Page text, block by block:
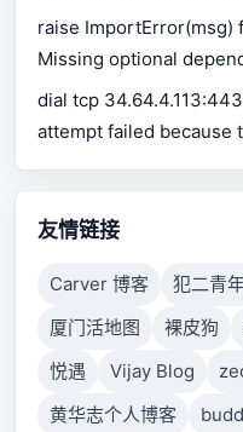
raise ImportError(msg)
Missing optional
for Excel support Use
dial tcp
attempt failed because
connection failed
to respond.
友情链接
Carver 博客 犯二青
厦门活地图
裸皮狗
悦遇
Vijay Blog
黄华志个人博客